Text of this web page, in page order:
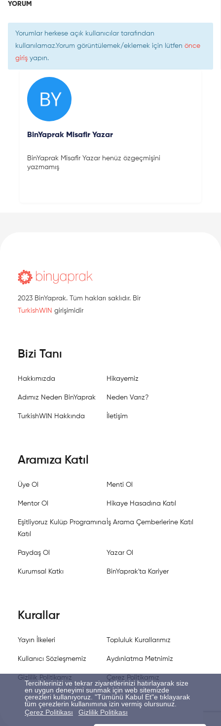
Tercihlerinizi ve tekrar ziyaretlerinizi hatırlayarak size
en uygun deneyimi sunmak için web sitemizde
çerezleri kullanıyoruz. "Tümünü Kabul Et"e tıklayarak
tüm çerezlerin kullanımına izin vermiş olursunuz.
Çerez Politikası
Gizlilik Politikası
YORUM
Yorumlar herkese açık kullanıcılar tarafından
kullanılamaz.Yorum görüntülemek/eklemek için lütfen önce
giriş yapın.
BinYaprak Misafir Yazar
BinYaprak Misafir Yazar henüz özgeçmişini
yazmamış
2023 BinYaprak. Tüm hakları saklıdır. Bir
TurkishWIN girişimidir
Bizi Tanı
Hakkımızda Hikayemiz
Adımız Neden BinYaprak Neden Varız?
TurkishWIN Hakkında İletişim
Aramıza Katıl
Üye Ol Menti Ol
Mentor Ol Hikaye Hasadına Katıl
Eşitliyoruz Kulüp Programına
Katıl
İş Arama Çemberlerine Katıl
Paydaş Ol Yazar Ol
Kurumsal Katkı BinYaprak'ta Kariyer
Kurallar
Yayın İlkeleri Topluluk Kurallarımız
Kullanıcı Sözleşmemiz Aydınlatma Metnimiz
Gizlilik Politikamız Çerez Politikamız